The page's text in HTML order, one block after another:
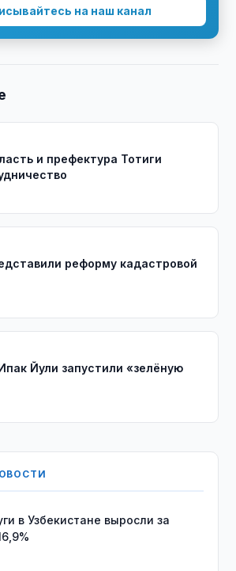
на наш канал
и префектура Тотиги
реформу кадастровой
Йули запустили «зелёную
в Узбекистане выросли за